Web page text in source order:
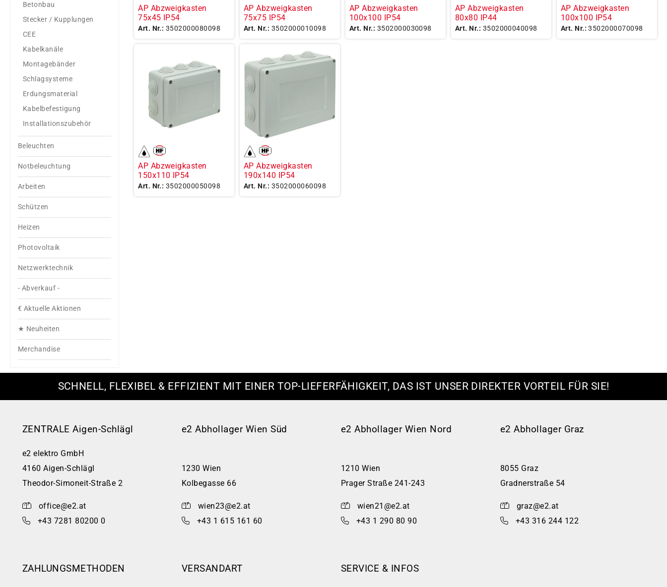
Betonbau
Stecker / Kupplungen
CEE
Kabelkanäle
Montagebänder
Schlagsysteme
Erdungsmaterial
Kabelbefestigung
Installationszubehör
Beleuchten
Notbeleuchtung
Arbeiten
Schützen
Heizen
Photovoltaik
Netzwerktechnik
- Abverkauf -
€ Aktuelle Aktionen
★ Neuheiten
Merchandise
AP Abzweigkasten
75x45 IP54
Art. Nr.: 3502000080098
AP Abzweigkasten
75x75 IP54
Art. Nr.: 3502000010098
AP Abzweigkasten
100x100 IP54
Art. Nr.: 3502000030098
AP Abzweigkasten
80x80 IP44
Art. Nr.: 3502000040098
AP Abzweigkasten
100x100 IP54
Art. Nr.: 3502000070098
AP Abzweigkasten
150x110 IP54
Art. Nr.: 3502000050098
AP Abzweigkasten
190x140 IP54
Art. Nr.: 3502000060098
SCHNELL, FLEXIBEL & EFFIZIENT MIT EINER TOP-LIEFERFÄHIGKEIT, DAS IST UNSER DIREKTER VORTEIL FÜR SIE!
ZENTRALE Aigen-Schlägl
e2 elektro GmbH
4160 Aigen-Schlägl
Theodor-Simoneit-Straße 2
office@e2.at
+43 7281 80200 0
e2 Abhollager Wien Süd
1230 Wien
Kolbegasse 66
wien23@e2.at
+43 1 615 161 60
e2 Abhollager Wien Nord
1210 Wien
Prager Straße 241-243
wien21@e2.at
+43 1 290 80 90
e2 Abhollager Graz
8055 Graz
Gradnerstraße 54
graz@e2.at
+43 316 244 122
ZAHLUNGSMETHODEN VERSANDART SERVICE & INFOS